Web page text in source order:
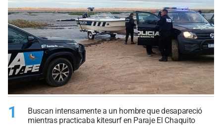
1
Buscan intensamente a un hombre que desapareció
mientras practicaba kitesurf en Paraje El Chaquito